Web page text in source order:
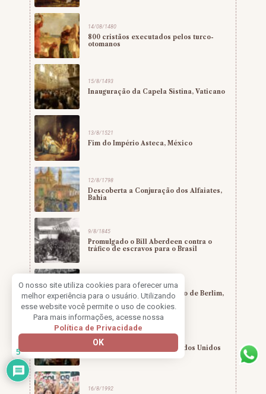
O nosso site utiliza cookies para oferecer uma
melhor experiência para o usuário. Utilizando
esse website você permite o uso de cookies.
Para mais informações, acesse nossa
Política de Privacidade
OK
14/08/1480
800 cristãos executados pelos turco-
otomanos
15/8/1493
Inauguração da Capela Sistina, Vaticano
13/8/1521
Fim do Império Asteca, México
12/8/1798
Descoberta a Conjuração dos Alfaiates,
Bahia
9/8/1845
Promulgado o Bill Aberdeen contra o
tráfico de escravos para o Brasil
13/8/1961
Início da construção do Muro de Berlim,
Alemanha
15/8/1969
Festival de Woodstock, Estados Unidos
16/8/1992
5